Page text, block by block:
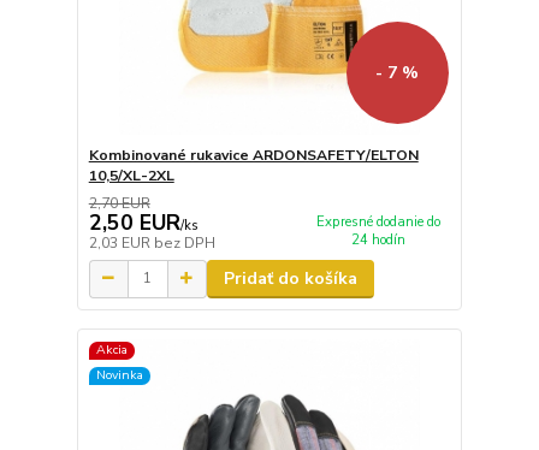
- 7 %
Kombinované rukavice ARDONSAFETY/ELTON
10,5/XL-2XL
2,70 EUR
2,50 EUR/ks
2,03 EUR bez DPH
Expresné dodanie do
24 hodín
Pridať do košíka
Akcia
Novinka